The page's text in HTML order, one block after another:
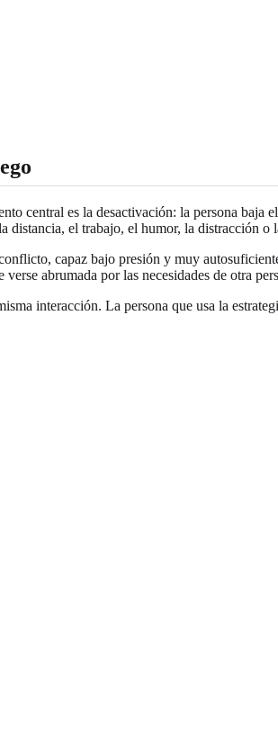
central es la desactivación: la persona baja
distancia, el trabajo, el humor, la distracción o
capaz bajo presión y muy
abrumada por las necesidades de otra
interacción. La persona que usa la